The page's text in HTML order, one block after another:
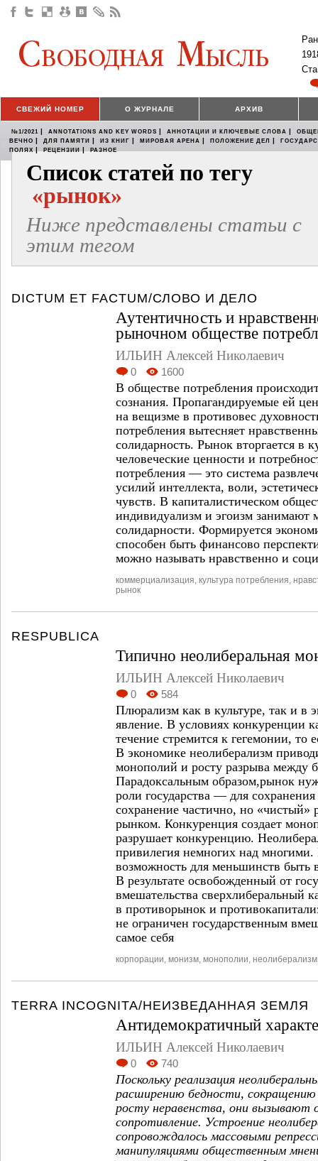
СВЕЖИЙ НОМЕР О ЖУРНАЛЕ АРХИВ
№1/2021 | ANNOTATIONS AND KEY WORDS | АННОТАЦИИ И КЛЮЧЕВЫЕ СЛОВА |
ВЕЧНО | ДЛЯ ПАМЯТИ | ИЗ КНИГ | МИРОВАЯ АРЕНА | ПОЛОЖЕНИЕ ДЕЛ |
ПОЛЯХ | РЕЦЕНЗИИ | РАЗНОЕ
Список статей по тегу
«рынок»
Ниже представлены статьи с
этим тегом
DICTUM ET FACTUM/СЛОВО И ДЕЛО
Аутентичность и
рыночном обществе
ИЛЬИН Алексей Николаевич
0 1600
В обществе потребления
сознания. Пропагандируемые ей
на вещизме в противовес
потребления вытесняет
солидарность. Рынок вторгается в
человеческие ценности и
потребления — это система
усилий интеллекта, воли,
чувств. В капиталистическом
индивидуализм и эгоизм занимают
солидарности. Формируется
способен быть финансово
можно называть нравственно и
коммерциализация культура потребления
рынок
RESPUBLICA
Типично неолиберальная
ИЛЬИН Алексей Николаевич
0 584
Плюрализм как в культуре, так и в
явление. В условиях конкуренции
течение стремится к гегемонии, то
В экономике неолиберализм
монополий и росту разрыва между
Парадоксальным образом,рынок
роли государства — для
сохранение частично, но «чистый»
рынком. Конкуренция создает
разрушает конкуренцию.
привилегия немногих над
возможность для меньшинств быть
В результате освобожденный от
вмешательства сверхлиберальный
в противорынок и
не ограничен государственным
самое себя
корпорации монизм монополии неолиберализм
TERRA INCOGNITA/НЕИЗВЕДАННАЯ ЗЕМЛЯ
Антидемократичный
ИЛЬИН Алексей Николаевич
0 740
Поскольку реализация
расширению бедности, сокращению
росту неравенства, они вызывают
сопротивление. Устроение
сопровождалось массовыми
манипуляциями общественным